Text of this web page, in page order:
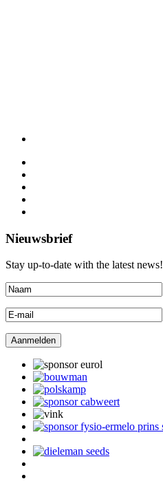
Nieuwsbrief
Stay up-to-date with the latest news!